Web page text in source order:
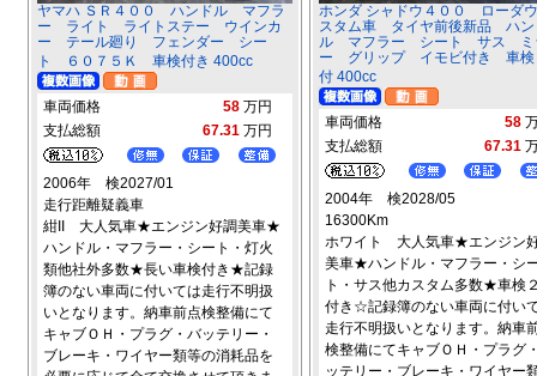
ヤマハ ＳＲ４００ ハンドル マフラ
ー ライト ライトステー ウインカ
ー テール廻り フェンダー シー
ト ６０７５Ｋ 車検付き 400cc
車両価格 58 万円
支払総額
67.31 万円
2006年 検2027/01
走行距離疑義車
紺II 大人気車★エンジン好調美車★
ハンドル・マフラー・シート・灯火
類他社外多数★長い車検付き★記録
簿のない車両に付いては走行不明扱
いとなります。納車前点検整備にて
キャブＯＨ・プラグ・バッテリー・
ブレーキ・ワイヤー類等の消耗品を
ホンダ シャドウ４００ ローダ
スタム車 タイヤ前後新品 ハン
ル マフラー シート サス ミ
ー グリップ イモビ付き 車検
付 400cc
車両価格 58
支払総額
67.31
2004年 検2028/05
16300Km
ホワイト 大人気車★エンジン
美車★ハンドル・マフラー・シ
ト・サス他カスタム多数★車検
付き☆記録簿のない車両に付い
走行不明扱いとなります。納車
検整備にてキャブＯＨ・プラグ
ッテリー・ブレーキ・ワイヤー